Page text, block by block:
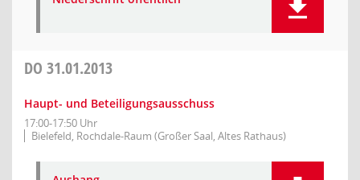
DO 31.01.2013
Haupt- und Beteiligungsausschuss
17:00-17:50 Uhr
Bielefeld, Rochdale-Raum (Großer Saal, Altes Rathaus)